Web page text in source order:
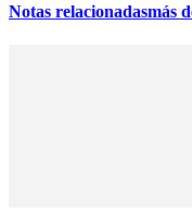
Notas relacionadasmás